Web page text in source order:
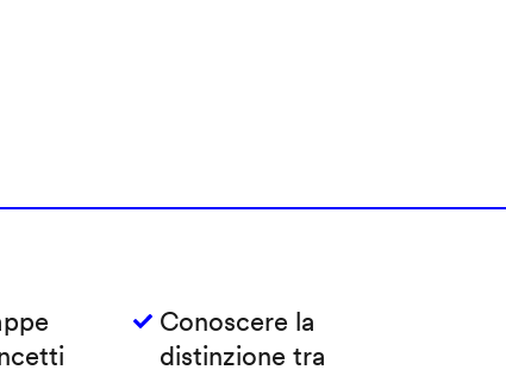
Conoscere la
distinzione tra